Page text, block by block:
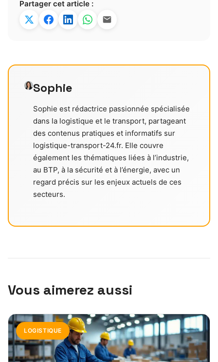
Partager cet article :
Sophie
Sophie est rédactrice passionnée spécialisée
dans la logistique et le transport, partageant
des contenus pratiques et informatifs sur
logistique-transport-24.fr. Elle couvre
également les thématiques liées à l’industrie,
au BTP, à la sécurité et à l’énergie, avec un
regard précis sur les enjeux actuels de ces
secteurs.
Vous aimerez aussi
LOGISTIQUE